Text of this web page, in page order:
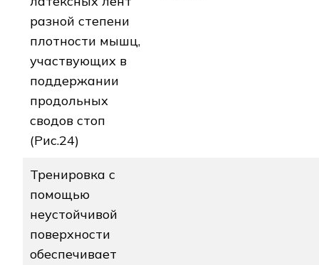
разной степени
плотности мышц,
участвующих в
поддержании
продольных
сводов стоп
(Рис.24)
Тренировка с
помощью
неустойчивой
поверхности
обеспечивает